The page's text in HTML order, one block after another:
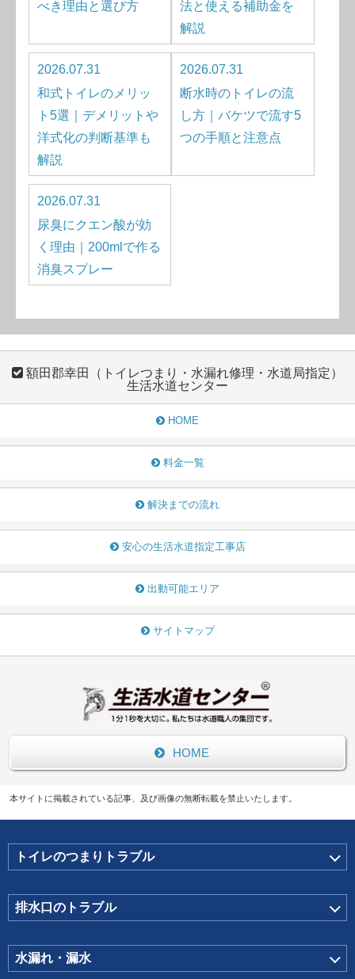
べき理由と選び方
法と使える補助金を
解説
2026.07.31
和式トイレのメリッ
ト5選｜デメリットや
洋式化の判断基準も
解説
2026.07.31
断水時のトイレの流
し方｜バケツで流す5
つの手順と注意点
2026.07.31
尿臭にクエン酸が効
く理由｜200mlで作る
消臭スプレー
額田郡幸田（トイレつまり・水漏れ修理・水道局指定）
生活水道センター
HOME
料金一覧
解決までの流れ
安心の生活水道指定工事店
出動可能エリア
サイトマップ
HOME
本サイトに掲載されている記事、及び画像の無断転載を禁止いたします。
トイレのつまりトラブル
排水口のトラブル
水漏れ・漏水